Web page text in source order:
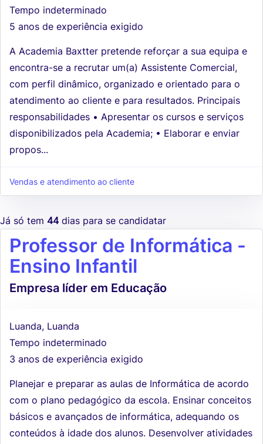
Tempo indeterminado
5 anos de experiência exigido
A Academia Baxtter pretende reforçar a sua equipa e
encontra-se a recrutar um(a) Assistente Comercial,
com perfil dinâmico, organizado e orientado para o
atendimento ao cliente e para resultados. Principais
responsabilidades • Apresentar os cursos e serviços
disponibilizados pela Academia; • Elaborar e enviar
propos...
Vendas e atendimento ao cliente
Já só tem 44 dias para se candidatar
Professor de Informática -
Ensino Infantil
Empresa líder em Educação
Luanda, Luanda
Tempo indeterminado
3 anos de experiência exigido
Planejar e preparar as aulas de Informática de acordo
com o plano pedagógico da escola. Ensinar conceitos
básicos e avançados de informática, adequando os
conteúdos à idade dos alunos. Desenvolver atividades